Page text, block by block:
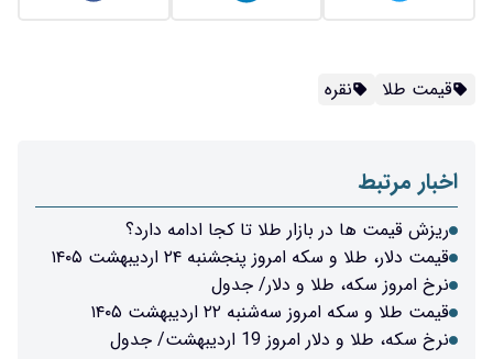
قیمت طلا نقره
اخبار مرتبط
ریزش قیمت ها در بازار طلا تا کجا ادامه دارد؟
قیمت دلار، طلا و سکه امروز پنجشنبه ۲۴ اردیبهشت ۱۴۰۵
نرخ امروز سکه، طلا و دلار/ جدول
قیمت طلا و سکه امروز سه‌شنبه ۲۲ اردیبهشت ۱۴۰۵
نرخ سکه، طلا و دلار امروز 19 اردیبهشت/ جدول